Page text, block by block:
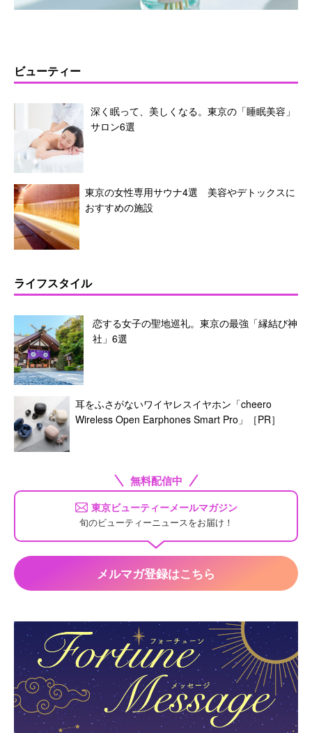
ビューティー
深く眠って、美しくなる。東京の「睡眠美容」
サロン6選
東京の女性専用サウナ4選 美容やデトックスに
おすすめの施設
ライフスタイル
恋する女子の聖地巡礼。東京の最強「縁結び神
社」6選
耳をふさがないワイヤレスイヤホン「cheero
Wireless Open Earphones Smart Pro」［PR］
無料配信中
東京ビューティーメールマガジン
旬のビューティーニュースをお届け！
メルマガ登録はこちら